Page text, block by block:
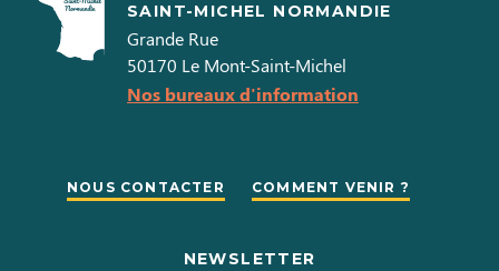
SAINT-MICHEL NORMANDIE
Grande Rue
50170 Le Mont-Saint-Michel
Nos bureaux d'information
NOUS CONTACTER COMMENT VENIR ?
NEWSLETTER